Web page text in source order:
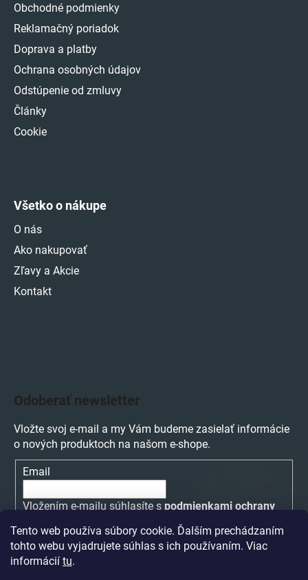
Tento web používa súbory cookie. Ďalším prechádzaním
tohto webu vyjadrujete súhlas s ich používaním. Viac
informácií tu.
Obchodné podmienky
Reklamačný poriadok
Doprava a platby
Ochrana osobných údajov
Odstúpenie od zmluvy
Články
Cookie
Všetko o nákupe
O nás
Ako nakupovať
Zľavy a Akcie
Kontakt
Odoberať newsletter
Vložte svoj e-mail a my Vám budeme zasielať informácie
o nových produktoch na našom e-shope.
Email
Vložením e-mailu súhlasíte s podmienkami ochrany
PRIHLÁSIŤ SA